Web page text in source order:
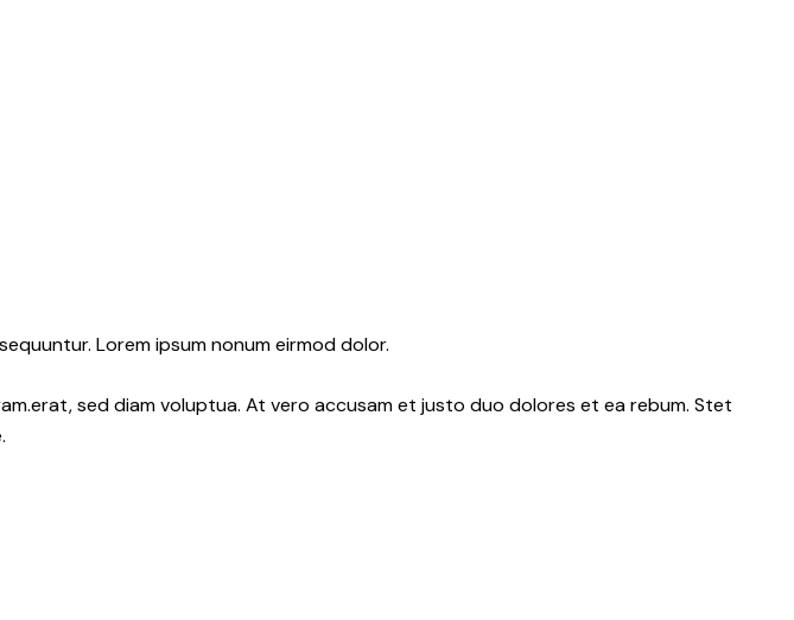
Lorem ipsum nonum eirmod dolor.
sed diam voluptua. At vero accusam et justo duo dolores et ea rebum. Stet